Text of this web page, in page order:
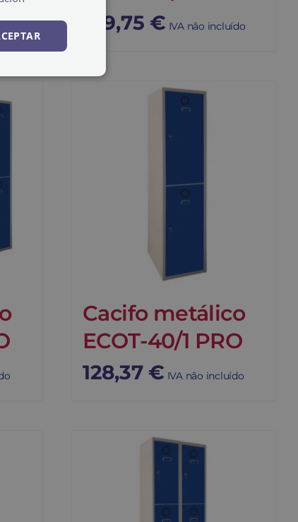
109,75 € IVA não incluído
Cacifo metálico
ECOT-40/1 PRO
128,37 € IVA não incluído